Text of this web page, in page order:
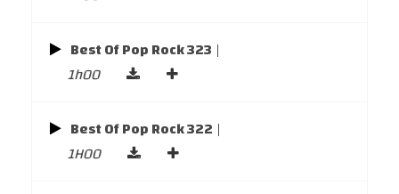
Best Of Pop Rock 323 |
1h00
Best Of Pop Rock 322 |
1H00